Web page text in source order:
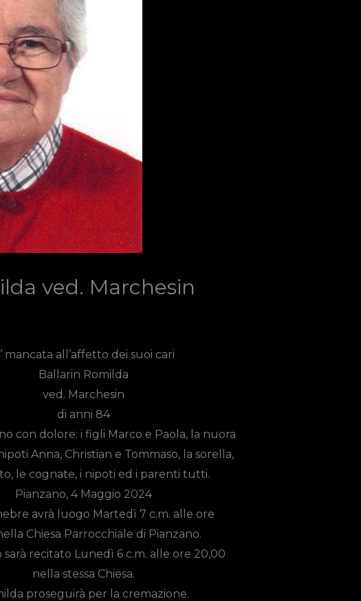
ved. Marchesin
mancata all’affetto dei suoi cari
Ballarin Romilda
ved. Marchesin
di anni 84
con dolore: i figli Marco e Paola, la nuora
Anna, Christian e Tommaso, la sorella,
le cognate, i nipoti ed i parenti tutti.
Pianzano, 4 Maggio 2024
avrà luogo Martedì 7 c.m. alle ore
Chiesa Parrocchiale di Pianzano.
sarà recitato Lunedì 6 c.m. alle ore 20,00
nella stessa Chiesa.
proseguirà per la cremazione.